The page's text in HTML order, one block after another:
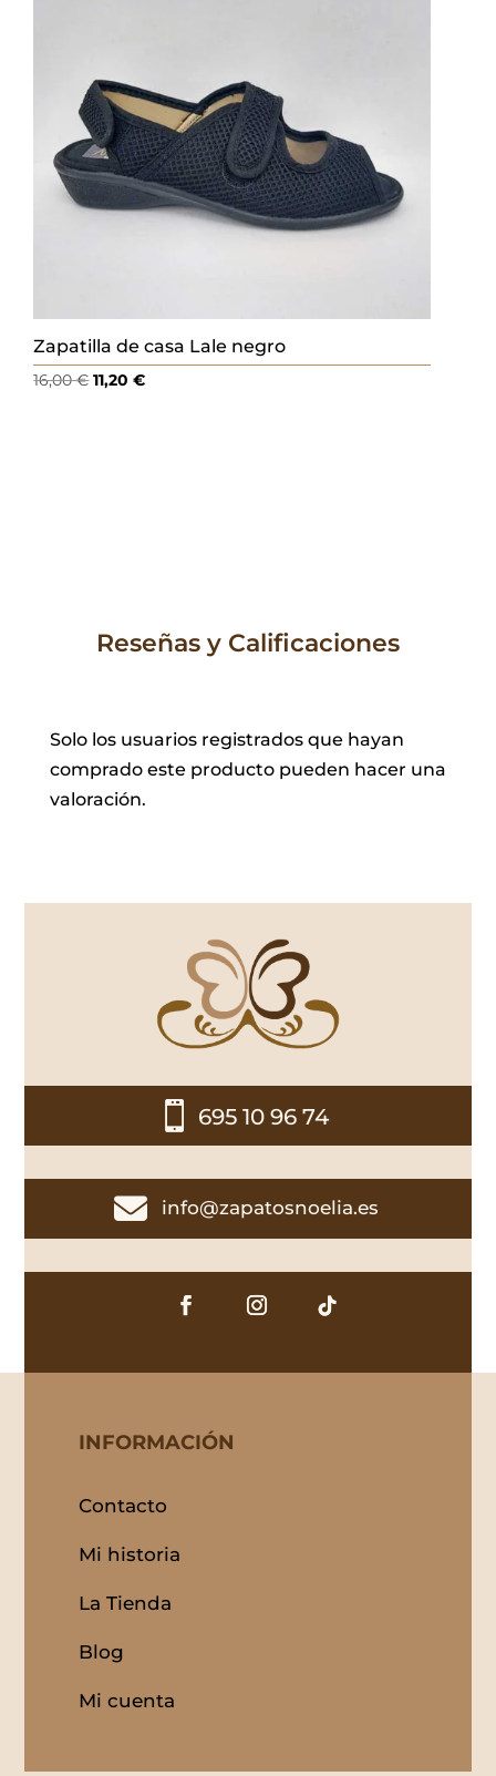
Zapatilla de casa Lale negro
16,00€El
11,20€El
Reseñas y Calificaciones
Solo los usuarios registrados que hayan
comprado este producto pueden hacer una
valoración.
 695 10 96 74
 info@zapatosnoelia.es
INFORMACIÓN
Contacto
Mi historia
La Tienda
Blog
Mi cuenta